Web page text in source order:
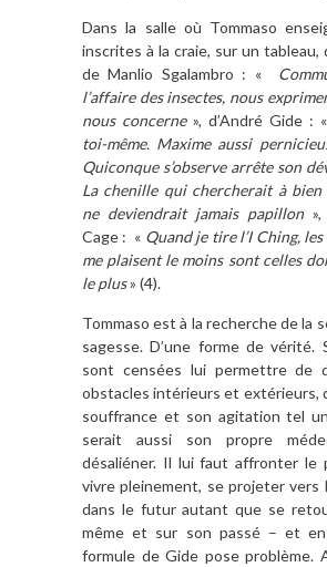
Dans la salle où Tommaso
inscrites à la craie, sur un tableau,
de Manlio Sgalambro : «
l’affaire des insectes, nous
nous concerne», d’André Gide : «
toi-même. Maxime aussi
Quiconque s’observe arrête son
La chenille qui chercherait à bien
ne deviendrait jamais papillon»,
Cage : « Quand je tire l’I Ching,
me plaisent le moins sont celles
le plus» (4).
Tommaso est à la recherche de la
sagesse. D’une forme de vérité.
sont censées lui permettre de
obstacles intérieurs et extérieurs,
souffrance et son agitation tel
serait aussi son propre
désaliéner. Il lui faut affronter le
vivre pleinement, se projeter vers
dans le futur autant que se
même et sur son passé – et
formule de Gide pose problème.